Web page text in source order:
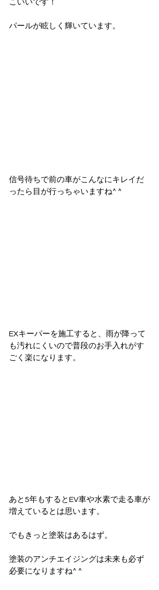
こいいです！
パールが眩しく輝いています。
信号待ちで前の車がこんなにキレイだ
ったら目が行っちゃいますね^ ^
EXキーパーを施工すると、雨が降って
も汚れにくいので普段のお手入れがす
ごく楽になります。
あと5年もするとEV車や水素で走る車が
増えているとは思います。
でもきっと塗装はあるはず。
塗装のアンチエイジングは未来も必ず
必要になりますね^ ^